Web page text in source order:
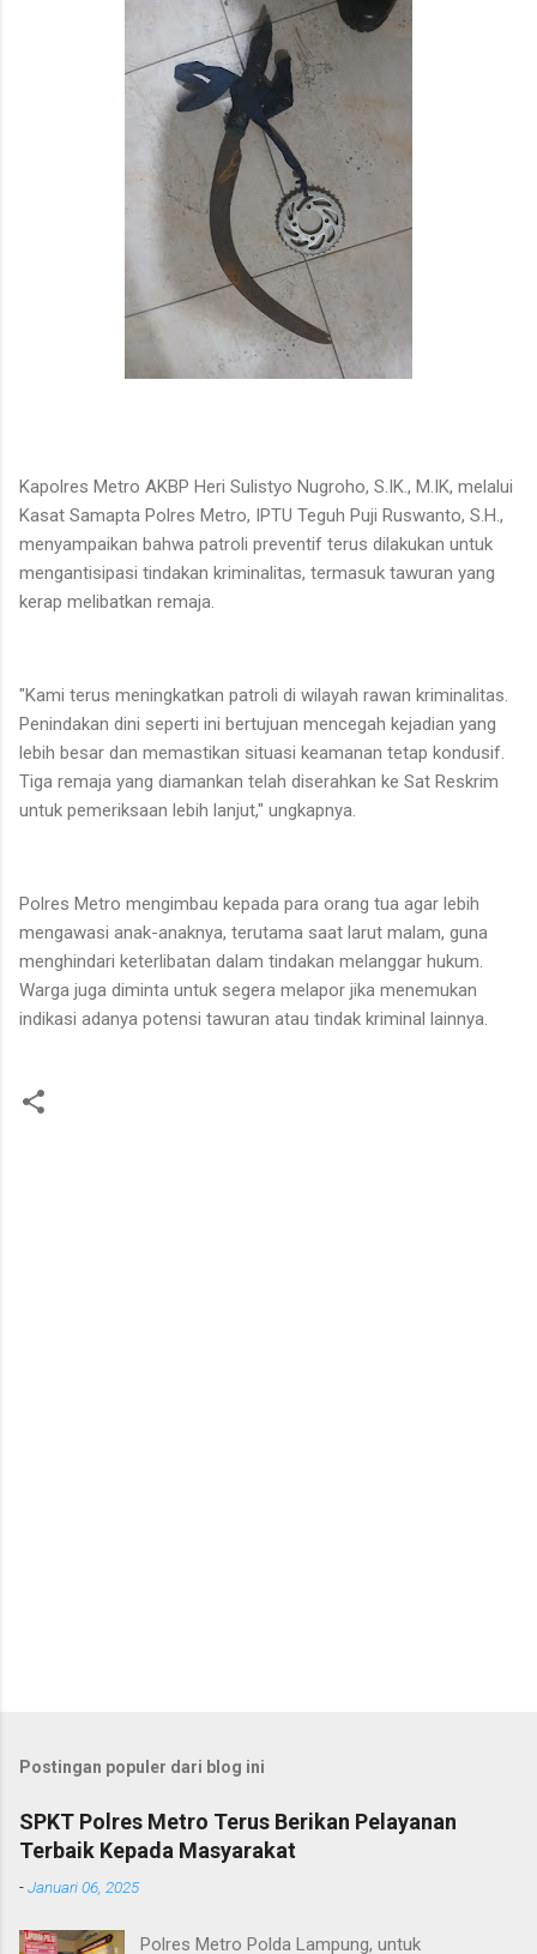
Kapolres Metro AKBP Heri Sulistyo Nugroho, S.IK., M.IK, melalui
Kasat Samapta Polres Metro, IPTU Teguh Puji Ruswanto, S.H.,
menyampaikan bahwa patroli preventif terus dilakukan untuk
mengantisipasi tindakan kriminalitas, termasuk tawuran yang
kerap melibatkan remaja.
"Kami terus meningkatkan patroli di wilayah rawan kriminalitas.
Penindakan dini seperti ini bertujuan mencegah kejadian yang
lebih besar dan memastikan situasi keamanan tetap kondusif.
Tiga remaja yang diamankan telah diserahkan ke Sat Reskrim
untuk pemeriksaan lebih lanjut," ungkapnya.
Polres Metro mengimbau kepada para orang tua agar lebih
mengawasi anak-anaknya, terutama saat larut malam, guna
menghindari keterlibatan dalam tindakan melanggar hukum.
Warga juga diminta untuk segera melapor jika menemukan
indikasi adanya potensi tawuran atau tindak kriminal lainnya.
Postingan populer dari blog ini
SPKT Polres Metro Terus Berikan Pelayanan
Terbaik Kepada Masyarakat
-Januari 06, 2025
Polres Metro Polda Lampung, untuk